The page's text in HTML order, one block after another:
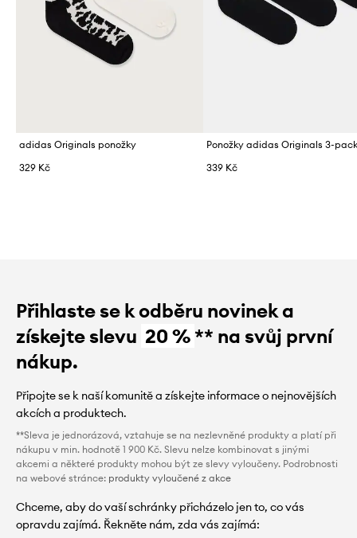
adidas Originals ponožky
329 Kč
Ponožky adidas Originals 3-
339 Kč
Přihlaste se k odběru novinek a
získejte slevu 20 %** na svůj první
nákup.
Připojte se k naší komunitě a získejte informace o nejnovějších
akcích a produktech.
**Sleva je jednorázová, vztahuje se na nezlevněné produkty a platí při
nákupu v min. hodnotě 1 900 Kč. Slevu nelze kombinovat s jinými
akcemi a některé produkty mohou být ze slevy vyloučeny. Podrobnosti
na webové stránce: produkty vyloučené z akce
Chceme, aby do vaší schránky přicházelo jen to, co vás
opravdu zajímá. Řekněte nám, zda vás zajímá: